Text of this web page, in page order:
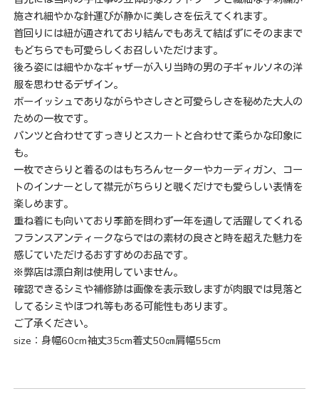
施され細やかな針運びが静かに美しさを伝えてくれます。
首回りには紐が通されており結んでもあえて結ばずにそのままで
もどちらでも可愛らしくお召しいただけます。
後ろ姿には細やかなギャザーが入り当時の男の子ギャルソネの洋
服を思わせるデザイン。
ボーイッシュでありながらやさしさと可愛らしさを秘めた大人の
ための一枚です。
パンツと合わせてすっきりとスカートと合わせて柔らかな印象に
も。
一枚でさらりと着るのはもちろんセーターやカーディガン、コー
トのインナーとして襟元がちらりと覗くだけでも愛らしい表情を
楽しめます。
重ね着にも向いており季節を問わず一年を通して活躍してくれる
フランスアンティークならではの素材の良さと時を超えた魅力を
感じていただけるおすすめのお品です。
※弊店は漂白剤は使用していません。
確認できるシミや補修跡は画像を表示致しますが肉眼では見落と
してるシミやほつれ等もある可能性もあります。
ご了承ください。
size：身幅60cm袖丈35cm着丈50㎝肩幅55cm